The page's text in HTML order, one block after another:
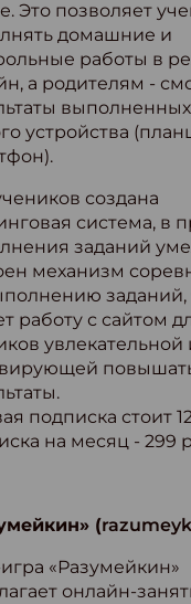
Это позволяет
домашние и
работы в
а родителям -
устройства
создана
система, в
заданий
механизм
заданий,
работу с сайтом
увлекательной
подписка стоит
на месяц - 299
(
«Разумейкин»
онлайн-